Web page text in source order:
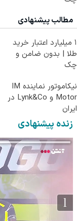
مطالب پیشنهادی
۱ میلیارد اعتبار خرید
طلا | بدون ضامن و
چک
نیکاموتور نماینده IM
Motor و Lynk&Co در
ایران
زنده پیشنهادی